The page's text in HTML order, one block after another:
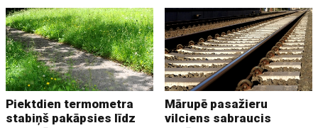
Piektdien termometra
stabiņš pakāpsies līdz
Mārupē pasažieru
vilciens sabraucis